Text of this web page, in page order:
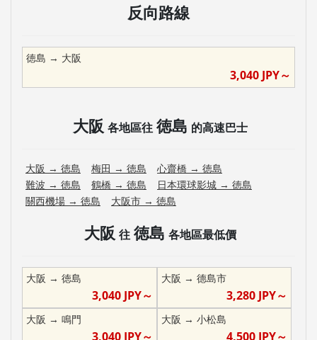
反向路線
徳島 → 大阪
3,040 JPY～
大阪 各地區往 徳島 的高速巴士
大阪 → 徳島 梅田 → 徳島 心齋橋 → 徳島
難波 → 徳島 鶴橋 → 徳島 日本環球影城 → 徳島
關西機場 → 徳島 大阪市 → 徳島
大阪 往 徳島 各地區最低價
大阪 → 徳島
3,040JPY～
大阪 → 德島市
3,280 JPY～
大阪 → 鳴門
3,040JPY～
大阪 → 小松島
4,500 JPY～